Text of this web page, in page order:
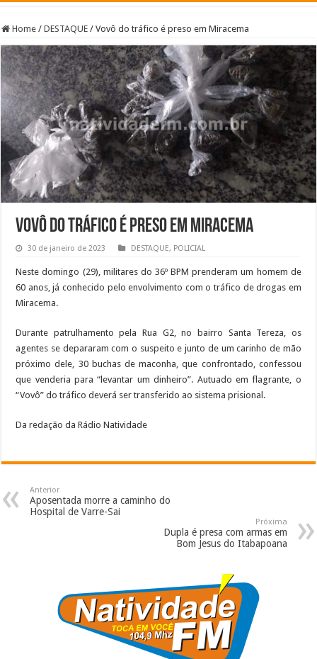
Home / DESTAQUE / Vovô do tráfico é preso em Miracema
Vovô do tráfico é preso em Miracema
30 de janeiro de 2023 DESTAQUE, POLICIAL
Neste domingo (29), militares do 36º BPM prenderam um homem de
60 anos, já conhecido pelo envolvimento com o tráfico de drogas em
Miracema.
Durante patrulhamento pela Rua G2, no bairro Santa Tereza, os
agentes se depararam com o suspeito e junto de um carinho de mão
próximo dele, 30 buchas de maconha, que confrontado, confessou
que venderia para “levantar um dinheiro”. Autuado em flagrante, o
“Vovô” do tráfico deverá ser transferido ao sistema prisional.
Da redação da Rádio Natividade
Anterior
Aposentada morre a caminho do
Hospital de Varre-Sai
Próxima
Dupla é presa com armas em
Bom Jesus do Itabapoana